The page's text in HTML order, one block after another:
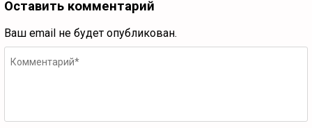
Оставить комментарий
Ваш email не будет опубликован.